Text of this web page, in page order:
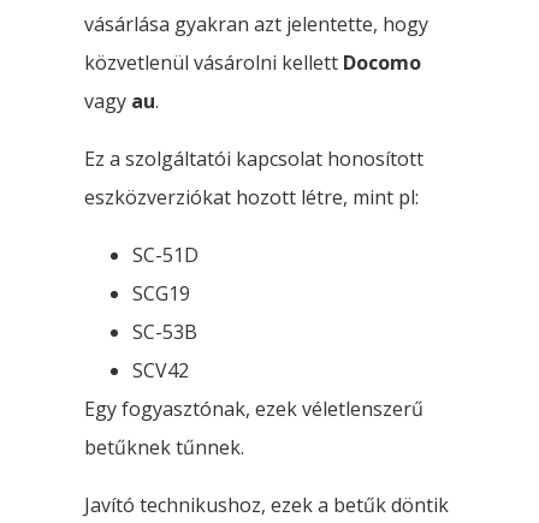
vásárlása gyakran azt jelentette, hogy
közvetlenül vásárolni kellett Docomo
vagy au.
Ez a szolgáltatói kapcsolat honosított
eszközverziókat hozott létre, mint pl:
SC-51D
SCG19
SC-53B
SCV42
Egy fogyasztónak, ezek véletlenszerű
betűknek tűnnek.
Javító technikushoz, ezek a betűk döntik